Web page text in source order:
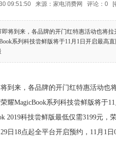
09:51:50 来源：家电消费网 评论： 0 [
到来，各品牌的开门红特惠活动也将拉
系列科技尝鲜版将于11月1日开启最高
来，各品牌的开门红特惠活动也
耀MagicBook系列科技尝鲜版将于
2019科技尝鲜版最低仅需3199元，
日18点起全平台开启预约，11月1